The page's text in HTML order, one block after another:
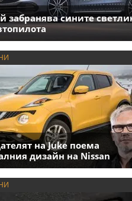
забранява сините
на Juke поема
дизайн на Nissan